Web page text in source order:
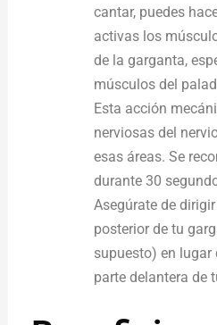
cantar, puedes
activas los
de la garganta,
músculos del
Esta acción
nerviosas del
esas áreas. Se
durante 30
Asegúrate de
posterior de tu
supuesto) en lugar
parte delantera de